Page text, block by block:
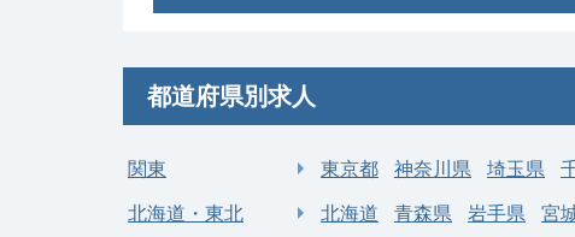
直なしのご勤務も可
求人病院名
合病院
募集科目 乳腺外科
千葉県 松戸市
給与
年収 1,000万円 ～ 1,800
／ワーク
求人病院名
募集科目
勤務地
給与
都道府県別求人
関東 東京都 神奈川県 埼玉県
北海道・東北
北海道 青森県 岩手県 宮